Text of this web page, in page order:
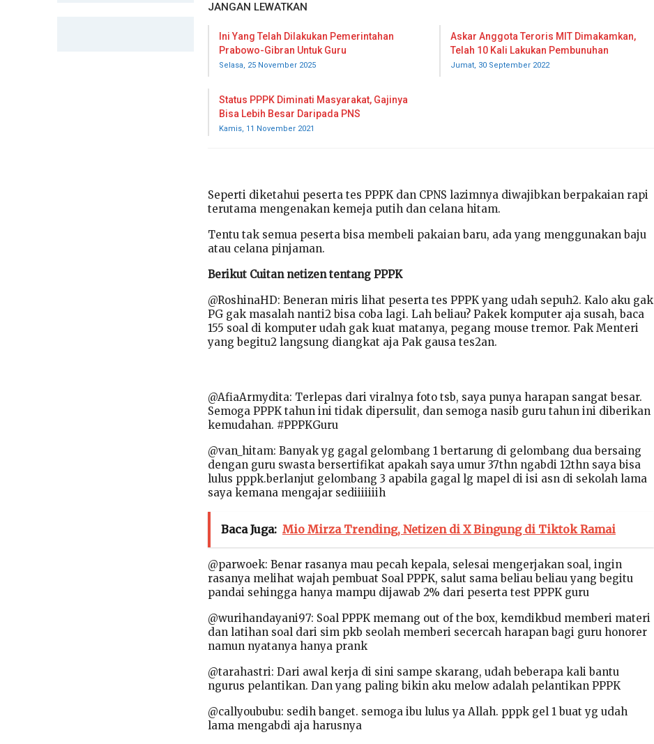
JANGAN LEWATKAN
Ini Yang Telah Dilakukan Pemerintahan
Prabowo-Gibran Untuk Guru
Selasa, 25 November 2025
Askar Anggota Teroris MIT Dimakamkan,
Telah 10 Kali Lakukan Pembunuhan
Jumat, 30 September 2022
Status PPPK Diminati Masyarakat, Gajinya
Bisa Lebih Besar Daripada PNS
Kamis, 11 November 2021
Seperti diketahui peserta tes PPPK dan CPNS lazimnya diwajibkan berpakaian rapi
terutama mengenakan kemeja putih dan celana hitam.
Tentu tak semua peserta bisa membeli pakaian baru, ada yang menggunakan baju
atau celana pinjaman.
Berikut Cuitan netizen tentang PPPK
@RoshinaHD: Beneran miris lihat peserta tes PPPK yang udah sepuh2. Kalo aku gak
PG gak masalah nanti2 bisa coba lagi. Lah beliau? Pakek komputer aja susah, baca
155 soal di komputer udah gak kuat matanya, pegang mouse tremor. Pak Menteri
yang begitu2 langsung diangkat aja Pak gausa tes2an.
@AfiaArmydita: Terlepas dari viralnya foto tsb, saya punya harapan sangat besar.
Semoga PPPK tahun ini tidak dipersulit, dan semoga nasib guru tahun ini diberikan
kemudahan. #PPPKGuru
@van_hitam: Banyak yg gagal gelombang 1 bertarung di gelombang dua bersaing
dengan guru swasta bersertifikat apakah saya umur 37thn ngabdi 12thn saya bisa
lulus pppk.berlanjut gelombang 3 apabila gagal lg mapel di isi asn di sekolah lama
saya kemana mengajar sediiiiiiih
Baca Juga: Mio Mirza Trending, Netizen di X Bingung di Tiktok Ramai
@parwoek: Benar rasanya mau pecah kepala, selesai mengerjakan soal, ingin
rasanya melihat wajah pembuat Soal PPPK, salut sama beliau beliau yang begitu
pandai sehingga hanya mampu dijawab 2% dari peserta test PPPK guru
@wurihandayani97: Soal PPPK memang out of the box, kemdikbud memberi materi
dan latihan soal dari sim pkb seolah memberi secercah harapan bagi guru honorer
namun nyatanya hanya prank
@tarahastri: Dari awal kerja di sini sampe skarang, udah beberapa kali bantu
ngurus pelantikan. Dan yang paling bikin aku melow adalah pelantikan PPPK
@callyoububu: sedih banget. semoga ibu lulus ya Allah. pppk gel 1 buat yg udah
lama mengabdi aja harusnya